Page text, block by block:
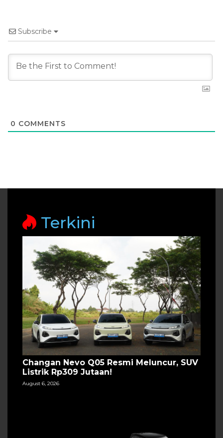
Subscribe
0 COMMENTS
Terkini
Changan Nevo Q05 Resmi Meluncur, SUV
Listrik Rp309 Jutaan!
August 6, 2026